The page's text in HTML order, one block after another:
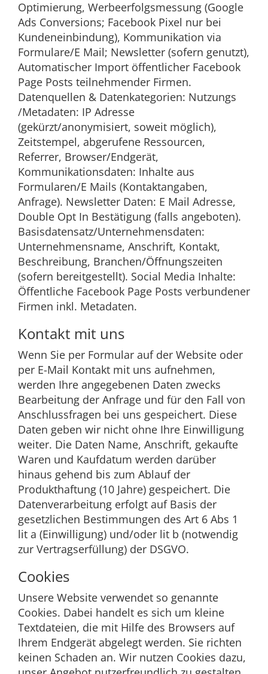
Optimierung, Werbeerfolgsmessung (Google
Ads Conversions; Facebook Pixel nur bei
Kundeneinbindung), Kommunikation via
Formulare/E Mail; Newsletter (sofern genutzt),
Automatischer Import öffentlicher Facebook
Page Posts teilnehmender Firmen.
Datenquellen & Datenkategorien: Nutzungs
/Metadaten: IP Adresse
(gekürzt/anonymisiert, soweit möglich),
Zeitstempel, abgerufene Ressourcen,
Referrer, Browser/Endgerät,
Kommunikationsdaten: Inhalte aus
Formularen/E Mails (Kontaktangaben,
Anfrage). Newsletter Daten: E Mail Adresse,
Double Opt In Bestätigung (falls angeboten).
Basisdatensatz/Unternehmensdaten:
Unternehmensname, Anschrift, Kontakt,
Beschreibung, Branchen/Öffnungszeiten
(sofern bereitgestellt). Social Media Inhalte:
Öffentliche Facebook Page Posts verbundener
Firmen inkl. Metadaten.
Kontakt mit uns
Wenn Sie per Formular auf der Website oder
per E-Mail Kontakt mit uns aufnehmen,
werden Ihre angegebenen Daten zwecks
Bearbeitung der Anfrage und für den Fall von
Anschlussfragen bei uns gespeichert. Diese
Daten geben wir nicht ohne Ihre Einwilligung
weiter. Die Daten Name, Anschrift, gekaufte
Waren und Kaufdatum werden darüber
hinaus gehend bis zum Ablauf der
Produkthaftung (10 Jahre) gespeichert. Die
Datenverarbeitung erfolgt auf Basis der
gesetzlichen Bestimmungen des Art 6 Abs 1
lit a (Einwilligung) und/oder lit b (notwendig
zur Vertragserfüllung) der DSGVO.
Cookies
Unsere Website verwendet so genannte
Cookies. Dabei handelt es sich um kleine
Textdateien, die mit Hilfe des Browsers auf
Ihrem Endgerät abgelegt werden. Sie richten
keinen Schaden an. Wir nutzen Cookies dazu,